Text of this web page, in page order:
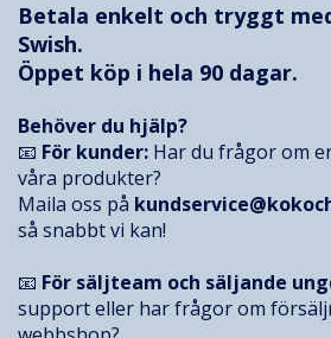
Betala enkelt och tryggt
Swish.
Öppet köp i hela 90 dagar.
Behöver du hjälp?
📧 För kunder: Har du frågor om
våra produkter?
Maila oss på
så snabbt vi kan!
📧 För säljteam och säljande
support eller har frågor om